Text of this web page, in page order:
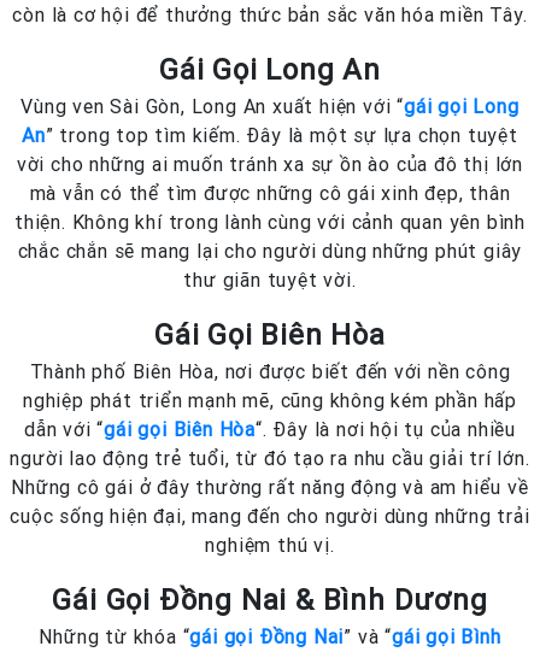
còn là cơ hội để thưởng thức bản sắc văn hóa miền Tây.
Gái Gọi Long An
Vùng ven Sài Gòn, Long An xuất hiện với “gái gọi Long
An” trong top tìm kiếm. Đây là một sự lựa chọn tuyệt
vời cho những ai muốn tránh xa sự ồn ào của đô thị lớn
mà vẫn có thể tìm được những cô gái xinh đẹp, thân
thiện. Không khí trong lành cùng với cảnh quan yên bình
chắc chắn sẽ mang lại cho người dùng những phút giây
thư giãn tuyệt vời.
Gái Gọi Biên Hòa
Thành phố Biên Hòa, nơi được biết đến với nền công
nghiệp phát triển mạnh mẽ, cũng không kém phần hấp
dẫn với “gái gọi Biên Hòa“. Đây là nơi hội tụ của nhiều
người lao động trẻ tuổi, từ đó tạo ra nhu cầu giải trí lớn.
Những cô gái ở đây thường rất năng động và am hiểu về
cuộc sống hiện đại, mang đến cho người dùng những trải
nghiệm thú vị.
Gái Gọi Đồng Nai & Bình Dương
Những từ khóa “gái gọi Đồng Nai” và “gái gọi Bình